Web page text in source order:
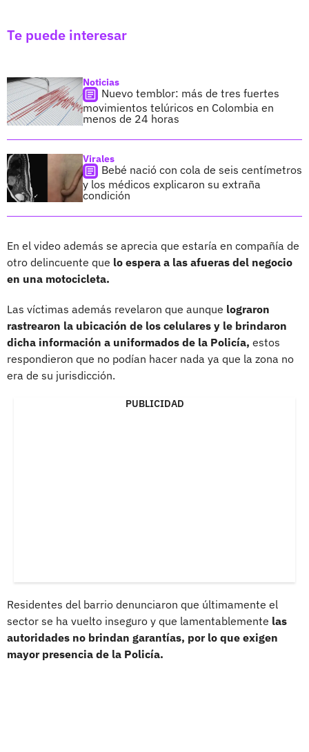
Te puede interesar
Noticias
Nuevo temblor: más de tres fuertes
movimientos telúricos en Colombia en
menos de 24 horas
Virales
Bebé nació con cola de seis centímetros
y los médicos explicaron su extraña
condición
En el video además se aprecia que estaría en compañía de
otro delincuente que lo espera a las afueras del negocio
en una motocicleta.
Las víctimas además revelaron que aunque lograron
rastrearon la ubicación de los celulares y le brindaron
dicha información a uniformados de la Policía, estos
respondieron que no podían hacer nada ya que la zona no
era de su jurisdicción.
PUBLICIDAD
Residentes del barrio denunciaron que últimamente el
sector se ha vuelto inseguro y que lamentablemente las
autoridades no brindan garantías, por lo que exigen
mayor presencia de la Policía.